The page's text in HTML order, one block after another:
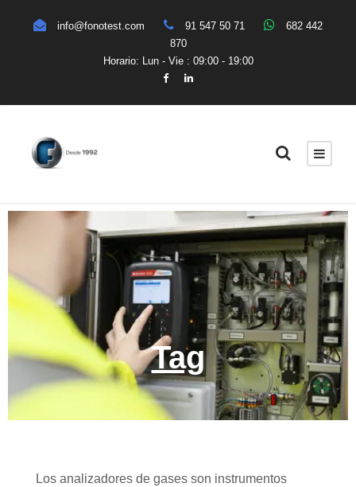
info@fonotest.com 91 547 50 71
682 442
870
Horario: Lun - Vie : 09:00 - 19:00
Tag
Los analizadores de gases son instrumentos